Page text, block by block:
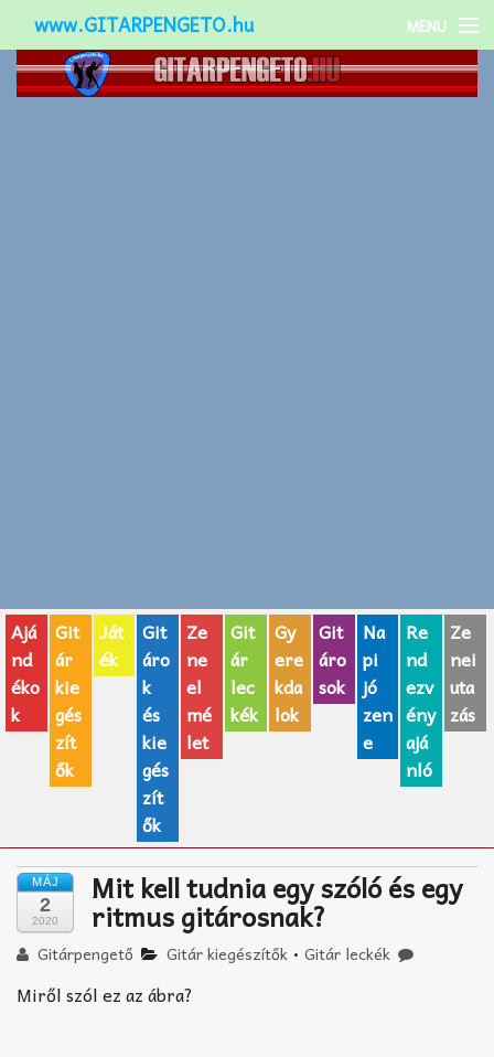
www.GITARPENGETO.hu MENU
Népszerű-
AJÁNDÉK ÖTLETEK
Vicces
GITÁR MÁRKÁK
TOP100 nóta
Zeneiskolák
Zeneszerzés alapjai
Akkord-kotta
Ajá
nd
éko
k
Git
ár
kie
gés
zít
ők
Ját
ék
Git
áro
k
és
kie
gés
zít
ők
Ze
ne
el
mé
let
Git
ár
lec
kék
Gy
ere
kda
lok
Git
áro
sok
Na
pi
jó
zen
e
Re
nd
ezv
ény
ajá
nló
Ze
nei
uta
zás
MÁJ
2
2020
Mit kell tudnia egy szóló és egy
ritmus gitárosnak?
Gitárpengető Gitár kiegészítők •Gitár leckék
Miről szól ez az ábra?